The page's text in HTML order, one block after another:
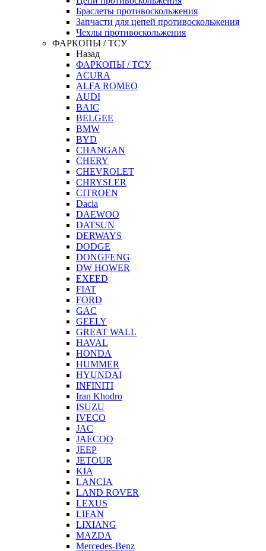
Браслеты противоскольжения
Запчасти для цепей противоскольжения
Чехлы противоскольжения
ФАРКОПЫ / ТСУ
Назад
ФАРКОПЫ / ТСУ
ACURA
ALFA ROMEO
AUDI
BAIC
BELGEE
BMW
BYD
CHANGAN
CHERY
CHEVROLET
CHRYSLER
CITROEN
Dacia
DAEWOO
DATSUN
DERWAYS
DODGE
DONGFENG
DW HOWER
EXEED
FIAT
FORD
GAC
GEELY
GREAT WALL
HAVAL
HONDA
HUMMER
HYUNDAI
INFINITI
Iran Khodro
ISUZU
IVECO
JAC
JAECOO
JEEP
JETOUR
KIA
LANCIA
LAND ROVER
LEXUS
LIFAN
LIXIANG
MAZDA
Mercedes-Benz